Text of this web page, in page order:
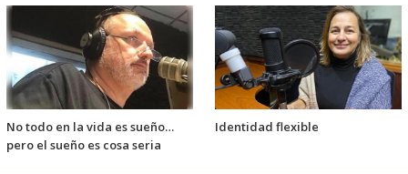
No todo en la vida es sueño…
pero el sueño es cosa seria
Identidad flexible